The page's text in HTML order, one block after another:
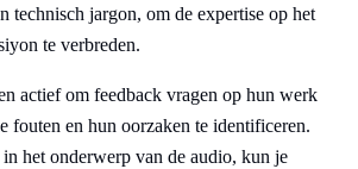
technisch jargon, om de expertise op het
te verbreden.
actief om feedback vragen op hun werk
fouten en hun oorzaken te identificeren.
het onderwerp van de audio, kun je